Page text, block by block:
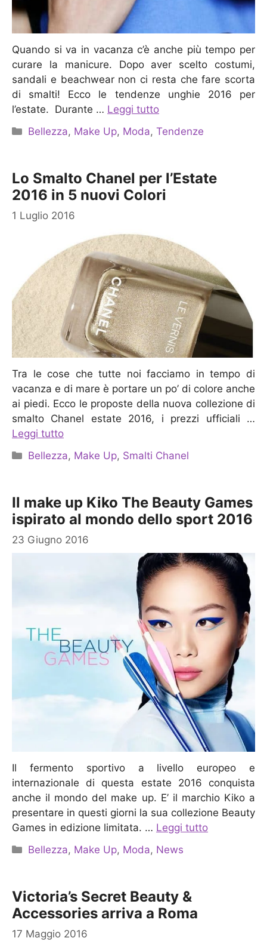
Quando si va in vacanza c’è anche più tempo per
curare la manicure. Dopo aver scelto costumi,
sandali e beachwear non ci resta che fare scorta
di smalti! Ecco le tendenze unghie 2016 per
l’estate. Durante … Leggi tutto
Categorie
Bellezza, Make Up, Moda,Tendenze
Lo Smalto Chanel per l’Estate
2016 in 5 nuovi Colori
1 Luglio 2016
Tra le cose che tutte noi facciamo in tempo di
vacanza e di mare è portare un po’ di colore anche
ai piedi. Ecco le proposte della nuova collezione di
smalto Chanel estate 2016, i prezzi ufficiali …
Leggi tutto
Categorie
Bellezza, Make Up, Smalti Chanel
Il make up Kiko The Beauty Games
ispirato al mondo dello sport 2016
23 Giugno 2016
Il fermento sportivo a livello europeo e
internazionale di questa estate 2016 conquista
anche il mondo del make up. E’ il marchio Kiko a
presentare in questi giorni la sua collezione Beauty
Games in edizione limitata. … Leggi tutto
Categorie
Bellezza, Make Up, Moda, News
Victoria’s Secret Beauty &
Accessories arriva a Roma
17 Maggio 2016